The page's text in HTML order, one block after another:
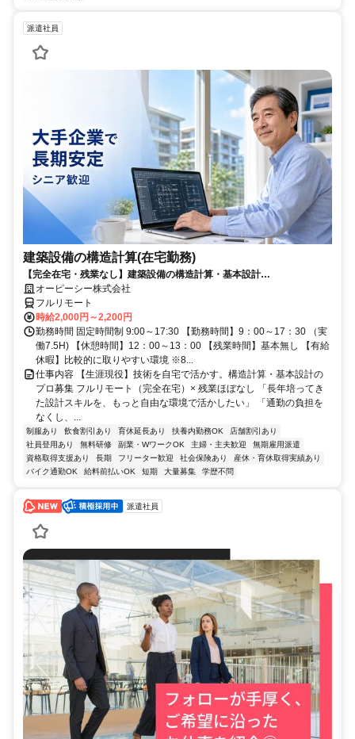
派遣社員
建築設備の構造計算(在宅勤務)
【完全在宅・残業なし】建築設備の構造計算・基本設計
（Revit/AutoCAD）／日本全国・離島居住もOK
オーピーシー株式会社
フルリモート
時給2,000円～2,200円
勤務時間 固定時間制 9:00～17:30 【勤務時間】9：00～17：30 （実
働7.5H) 【休憩時間】12：00～13：00 【残業時間】基本無し 【有給
休暇】比較的に取りやすい環境 ※8...
仕事内容 【生涯現役】技術を自宅で活かす。構造計算・基本設計の
プロ募集 フルリモート（完全在宅）× 残業ほぼなし 「長年培ってき
た設計スキルを、もっと自由な環境で活かしたい」 「通勤の負担を
なくし、...
制服あり 飲食割引あり 育休延長あり 扶養内勤務OK
店舗割引あり
社員登用あり
無料研修 副業・WワークOK 主婦・主夫歓迎
無期雇用派遣
資格取得支援あり
長期 フリーター歓迎 社会保険あり
産休・育休取得実績あり
バイク通勤OK
給料前払いOK 短期 大量募集 学歴不問
派遣社員